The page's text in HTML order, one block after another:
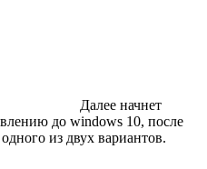
Далее начнет
до windows 10, после
из двух вариантов.